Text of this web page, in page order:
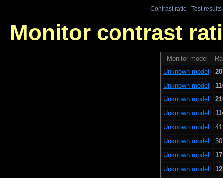
Contrast ratio| Test results
Monitor contrast
Monitor model
Unknown model
Unknown model
Unknown model
Unknown model
Unknown model
Unknown model
Unknown model
Unknown model